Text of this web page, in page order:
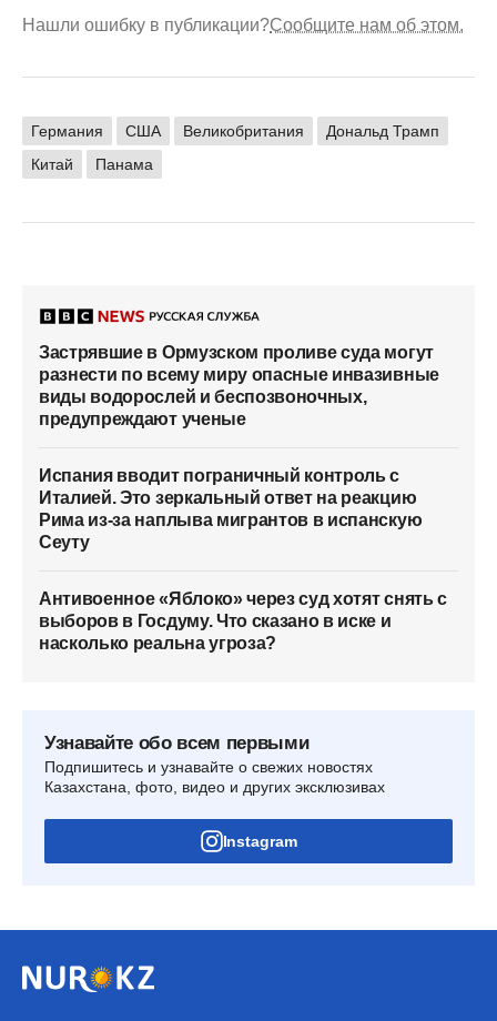
Нашли ошибку в публикации?Сообщите нам об этом.
Германия США Великобритания
Дональд Трамп
Китай
Панама
Застрявшие в Ормузском проливе суда могут
разнести по всему миру опасные инвазивные
виды водорослей и беспозвоночных,
предупреждают ученые
Испания вводит пограничный контроль с
Италией. Это зеркальный ответ на реакцию
Рима из-за наплыва мигрантов в испанскую
Сеуту
Антивоенное «Яблоко» через суд хотят снять с
выборов в Госдуму. Что сказано в иске и
насколько реальна угроза?
Узнавайте обо всем первыми
Подпишитесь и узнавайте о свежих новостях
Казахстана, фото, видео и других эксклюзивах
Instagram